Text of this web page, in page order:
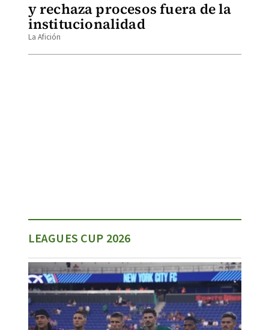
y rechaza procesos fuera de la
institucionalidad
La Afición
LEAGUES CUP 2026